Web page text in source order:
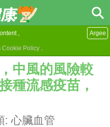
,
Cookie Policy .
Argee
中風的風險較
種流感疫苗，
: 心臟血管